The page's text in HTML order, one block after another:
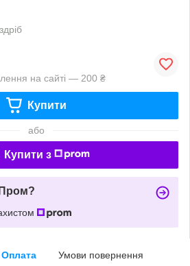
на сайті — 200 ₴
Купити
або
Купити з
Оплата Умови повернення